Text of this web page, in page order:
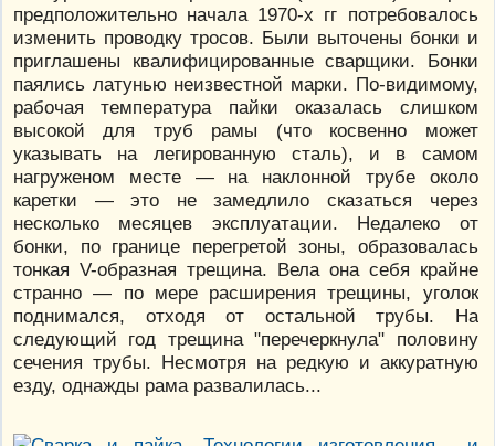
предположительно начала 1970-х гг потребовалось
изменить проводку тросов. Были выточены бонки и
приглашены квалифицированные сварщики. Бонки
паялись латунью неизвестной марки. По-видимому,
рабочая температура пайки оказалась слишком
высокой для труб рамы (что косвенно может
указывать на легированную сталь), и в самом
нагруженом месте — на наклонной трубе около
каретки — это не замедлило сказаться через
несколько месяцев эксплуатации. Недалеко от
бонки, по границе перегретой зоны, образовалась
тонкая V-образная трещина. Вела она себя крайне
странно — по мере расширения трещины, уголок
поднимался, отходя от остальной трубы. На
следующий год трещина "перечеркнула" половину
сечения трубы. Несмотря на редкую и аккуратную
езду, однажды рама развалилась...